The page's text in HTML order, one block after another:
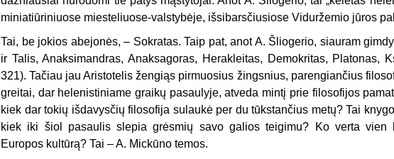
miniatiūriniuose miesteliuose-valstybėje, išsibarsčiusiose Viduržemio jūros
Tai, be jokios abejonės, – Sokratas. Taip pat, anot A. Šliogerio, siauram
ir Talis, Anaksimandras, Anaksagoras, Herakleitas, Demokritas, Platonas,
321). Tačiau jau Aristotelis žengiąs pirmuosius žingsnius, parengiančius
greitai, dar helenistiniame graikų pasaulyje, atveda mintį prie filosofijos
kiek dar tokių išdavysčių filosofija sulaukė per du tūkstančius metų? Tai
kiek iki šiol pasaulis slepia grėsmių savo galios teigimu? Ko verta vien
Europos kultūrą? Tai – A. Mickūno temos.